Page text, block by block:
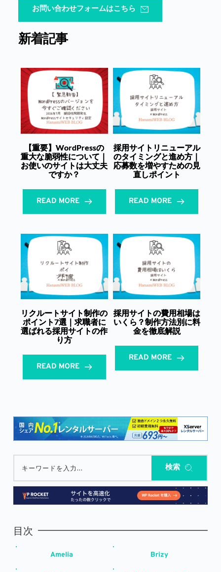
お問い合わせフォームはこちら
新着記事
【重要】WordPressの
重大な脆弱性について｜
お使いのサイトは大丈夫
ですか？
READ MORE
採用サイトリニューアル
のタイミングと進め方｜
応募数を増やすための見
直しポイント
READ MORE
リクルートサイト制作の
ポイント7選｜求職者に
選ばれる採用サイトの作
り方
READ MORE
採用サイトの費用相場は
いくら？制作方法別に料
金を徹底解説
READ MORE
キーワードを入力... 検索
目次
Amelia Brizy